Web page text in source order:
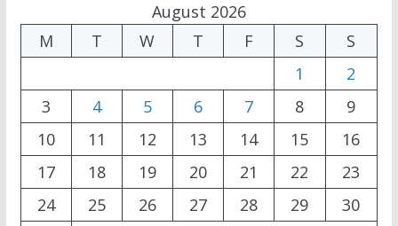
August 2026
M
T W T F S
S
1
2
3
4 5 6 7 8
9
10
11 12 13 14 15
16
17
18 19 20 21 22
23
24
25 26 27 28 29
30